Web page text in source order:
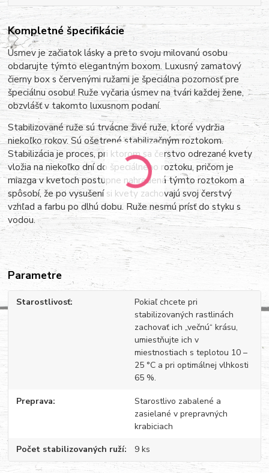
Kompletné špecifikácie
Úsmev je začiatok lásky a preto svoju milovanú osobu
obdarujte týmto elegantným boxom. Luxusný zamatový
čierny box s červenými ružami je špeciálna pozornosť pre
špeciálnu osobu! Ruže vyčaria úsmev na tvári každej žene,
obzvlášť v takomto luxusnom podaní.
Stabilizované ruže sú trvácne živé ruže, ktoré vydržia
niekoľko rokov. Sú ošetrené stabilizačným roztokom.
Stabilizácia je proces, pri ktorom sa čerstvo odrezané kvety
vložia na niekoľko dní do špeciálneho roztoku, pričom je
miazga v kvetoch postupne nahradená týmto roztokom a
spôsobí, že po vysušení si kvety zachovajú svoj čerstvý
vzhľad a farbu po dlhú dobu. Ruže nesmú prísť do styku s
vodou.
Parametre
Starostlivosť
Pokiaľ chcete pri
stabilizovaných rastlinách
zachovať ich „večnú“ krásu,
umiestňujte ich v
miestnostiach s teplotou 10 –
25 °C a pri optimálnej vlhkosti
65 %.
Preprava
Starostlivo zabalené a
zasielané v prepravných
krabiciach
Počet stabilizovaných ruží 9 ks